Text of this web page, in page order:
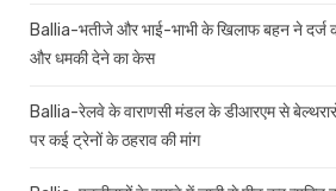
Ballia-भतीजे और भाई-भाभी के खिलाफ बहन ने दर्ज
और धमकी देने का केस
Ballia-रेलवे के वाराणसी मंडल के डीआरएम से
पर कई ट्रेनों के ठहराव की मांग